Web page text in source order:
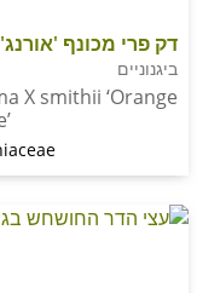
'אורנג"
Tecoma X smithii
Bignoniaceae